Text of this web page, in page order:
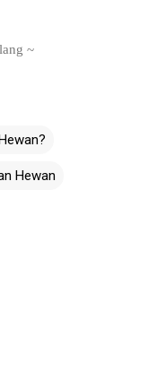
~
Hewan